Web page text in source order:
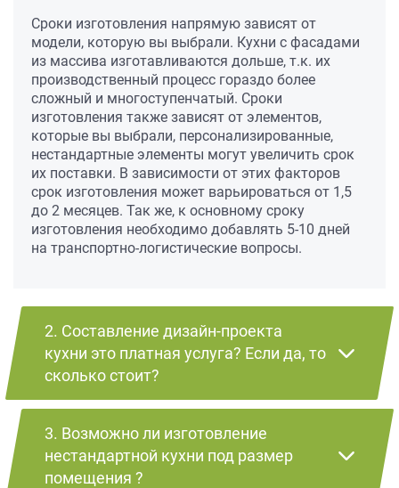
Сроки изготовления напрямую зависят от
модели, которую вы выбрали. Кухни с фасадами
из массива изготавливаются дольше, т.к. их
производственный процесс гораздо более
сложный и многоступенчатый. Сроки
изготовления также зависят от элементов,
которые вы выбрали, персонализированные,
нестандартные элементы могут увеличить срок
их поставки. В зависимости от этих факторов
срок изготовления может варьироваться от 1,5
до 2 месяцев. Так же, к основному сроку
изготовления необходимо добавлять 5-10 дней
на транспортно-логистические вопросы.
2. Составление дизайн-проекта
кухни это платная услуга? Если да, то
сколько стоит?
3. Возможно ли изготовление
нестандартной кухни под размер
помещения ?